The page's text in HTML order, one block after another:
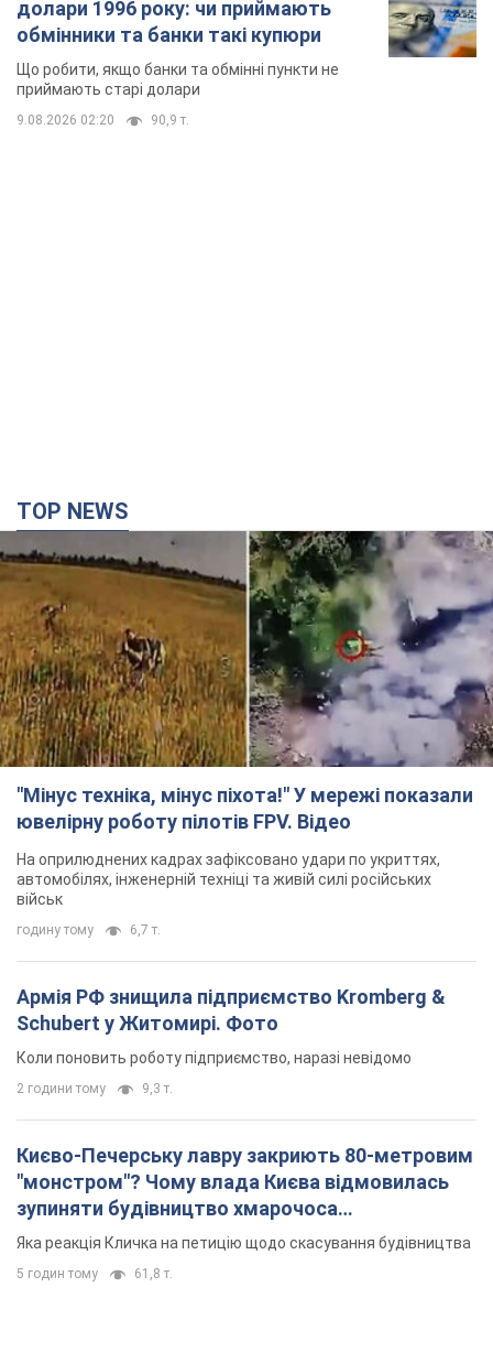
"Мінус техніка, мінус піхота!" У мережі показали
ювелірну роботу пілотів FPV. Відео
На оприлюднених кадрах зафіксовано удари по укриттях,
автомобілях, інженерній техніці та живій силі російських
військ
годину тому 6,7 т.
Schubert у Житомирі. Фото
Коли поновить роботу підприємство, наразі невідомо
2 години тому 9,3 т.
Києво-Печерську лавру закриють 80-метровим
"монстром"? Чому влада Києва відмовилась
зупиняти будівництво хмарочоса
"московського вірянина"
Яка реакція Кличка на петицію щодо скасування будівництва
5 годин тому 61,8 т.